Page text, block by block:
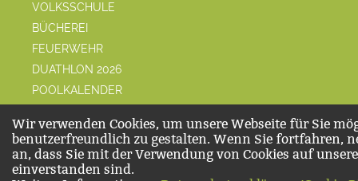
VOLKSSCHULE
BÜCHEREI
FEUERWEHR
DUATHLON 2026
POOLKALENDER
Wir verwenden Cookies, um unsere Webseite für Sie
benutzerfreundlich zu gestalten. Wenn Sie fortfahren,
an, dass Sie mit der Verwendung von Cookies auf
einverstanden sind.